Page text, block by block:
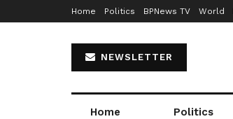
Home Politics BPNews TV World
NEWSLETTER
Home Politics